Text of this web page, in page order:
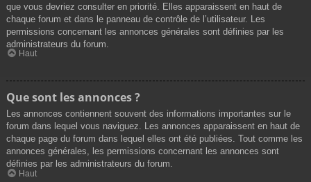
que vous devriez consulter en priorité. Elles apparaissent en haut de
chaque forum et dans le panneau de contrôle de l’utilisateur. Les
permissions concernant les annonces générales sont définies par les
administrateurs du forum.
Haut
Que sont les annonces ?
Les annonces contiennent souvent des informations importantes sur le
forum dans lequel vous naviguez. Les annonces apparaissent en haut de
chaque page du forum dans lequel elles ont été publiées. Tout comme les
annonces générales, les permissions concernant les annonces sont
définies par les administrateurs du forum.
Haut